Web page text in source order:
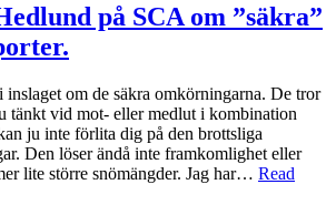
på SCA om ”säkra”
inslaget om de säkra omkörningarna. De tror
tänkt vid mot- eller medlut i kombination
ju inte förlita dig på den brottsliga
Den löser ändå inte framkomlighet eller
lite större snömängder. Jag har… Read